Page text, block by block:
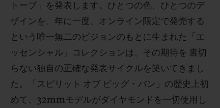
トープ」を発表します。ひとつの色、ひとつのデ
ザインを、年に一度、オンライン限定で発売する
という唯一無二のビジョンのもとに生まれた「エ
ッセンシャル」コレクションは、その期待を 裏切
らない独自の正確な発表サイクルを築いてきまし
た。「スピリット オブ ビッグ・バン」の歴史上初
めて、32mmモデルがダイヤモンドを一切使用し
お問い合わせ